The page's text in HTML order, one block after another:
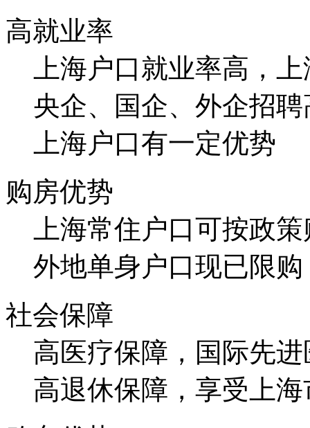
高就业率
上海户口就业率高，
央企、国企、外企招
上海户口有一定优势
购房优势
上海常住户口可按政
外地单身户口现已限购
社会保障
高医疗保障，国际先
高退休保障，享受上